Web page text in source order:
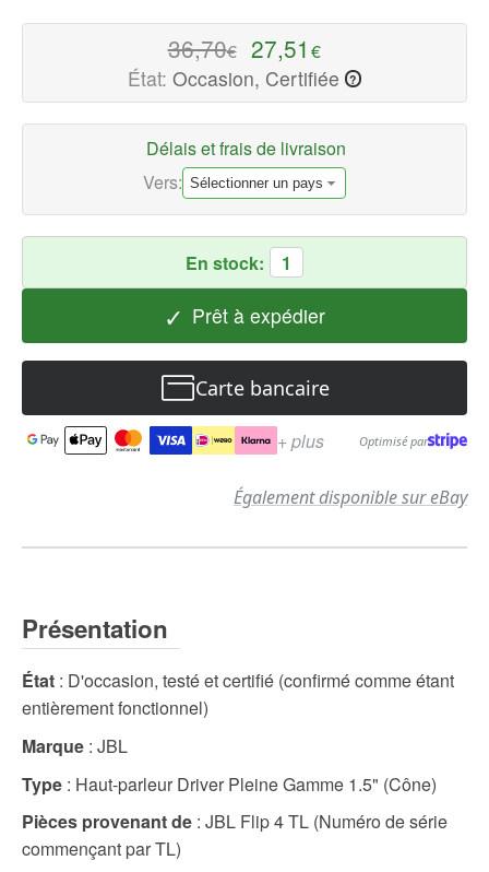
détachées
enceintes
une
rapide
le
monde
36,70€ 27,51 €
État: Occasion, Certifiée ?
Délais et frais de livraison
Vers:
En stock: 1
✓ Prêt à expédier
Carte bancaire
+ plus Optimisé par
Également disponible sur eBay
Présentation
État : D'occasion, testé et certifié (confirmé comme étant
entièrement fonctionnel)
Marque : JBL
Type : Haut-parleur Driver Pleine Gamme 1.5" (Cône)
Pièces provenant de : JBL Flip 4 TL (Numéro de série
commençant par TL)